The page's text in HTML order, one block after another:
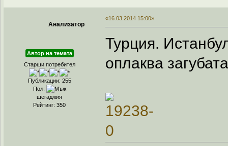
Анализатор
Автор на темата
Старши потребител
Публикации: 255
Пол:
шегаджия
Рейтинг: 350
«16.03.2014 15:00»
Турция.
оплаква